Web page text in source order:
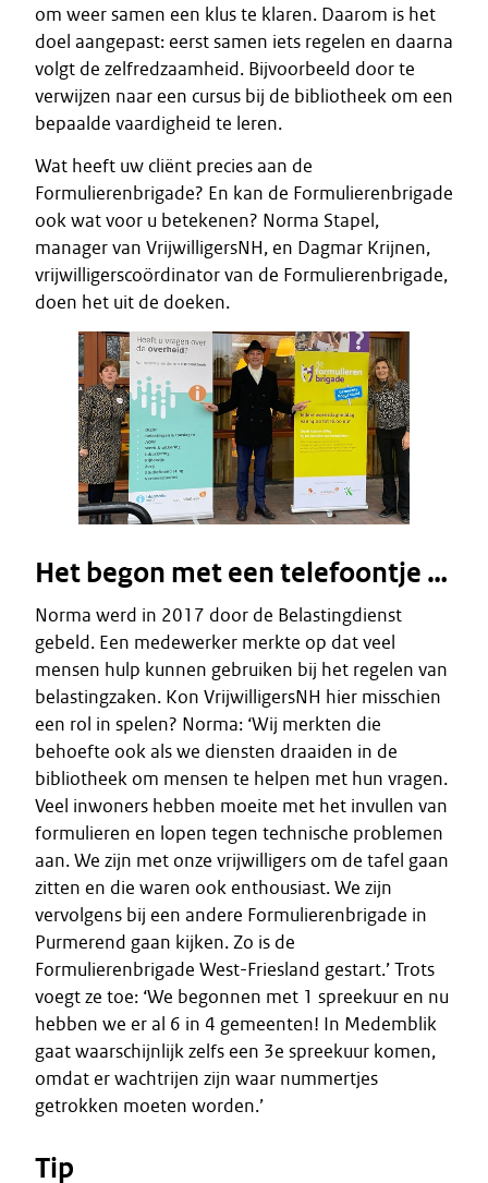
om weer samen een klus te klaren. Daarom is het
doel aangepast: eerst samen iets regelen en daarna
volgt de zelfredzaamheid. Bijvoorbeeld door te
verwijzen naar een cursus bij de bibliotheek om een
bepaalde vaardigheid te leren.
Wat heeft uw cliënt precies aan de
Formulierenbrigade? En kan de Formulierenbrigade
ook wat voor u betekenen? Norma Stapel,
manager van VrijwilligersNH, en Dagmar Krijnen,
vrijwilligerscoördinator van de Formulierenbrigade,
doen het uit de doeken.
Het begon met een telefoontje …
Norma werd in 2017 door de Belastingdienst
gebeld. Een medewerker merkte op dat veel
mensen hulp kunnen gebruiken bij het regelen van
belastingzaken. Kon VrijwilligersNH hier misschien
een rol in spelen? Norma: ‘Wij merkten die
behoefte ook als we diensten draaiden in de
bibliotheek om mensen te helpen met hun vragen.
Veel inwoners hebben moeite met het invullen van
formulieren en lopen tegen technische problemen
aan. We zijn met onze vrijwilligers om de tafel gaan
zitten en die waren ook enthousiast. We zijn
vervolgens bij een andere Formulierenbrigade in
Purmerend gaan kijken. Zo is de
Formulierenbrigade West-Friesland gestart.’ Trots
voegt ze toe: ‘We begonnen met 1 spreekuur en nu
hebben we er al 6 in 4 gemeenten! In Medemblik
gaat waarschijnlijk zelfs een 3e spreekuur komen,
omdat er wachtrijen zijn waar nummertjes
getrokken moeten worden.’
Tip